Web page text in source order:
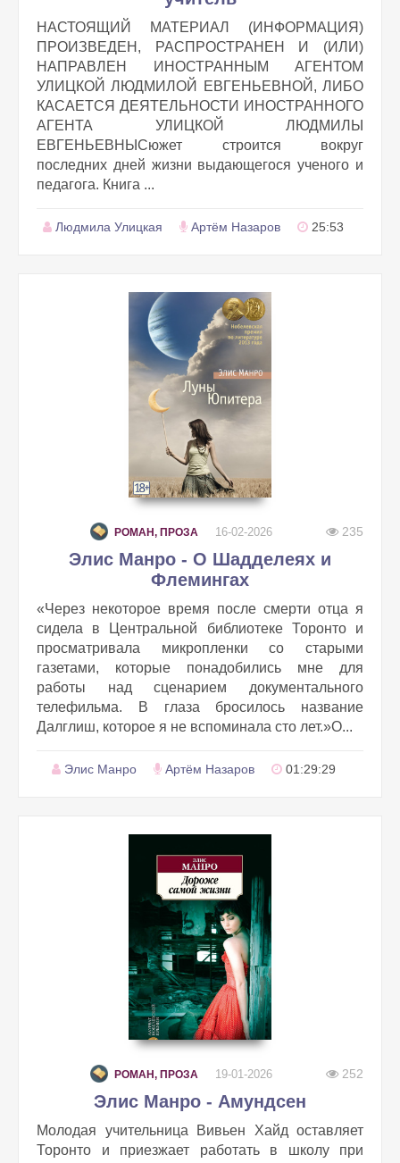
НАСТОЯЩИЙ МАТЕРИАЛ (ИНФОРМАЦИЯ)
ПРОИЗВЕДЕН, РАСПРОСТРАНЕН И (ИЛИ)
НАПРАВЛЕН ИНОСТРАННЫМ АГЕНТОМ
УЛИЦКОЙ ЛЮДМИЛОЙ ЕВГЕНЬЕВНОЙ, ЛИБО
КАСАЕТСЯ ДЕЯТЕЛЬНОСТИ ИНОСТРАННОГО
АГЕНТА УЛИЦКОЙ ЛЮДМИЛЫ
ЕВГЕНЬЕВНЫСюжет строится вокруг
последних дней жизни выдающегося ученого и
педагога. Книга ...
Людмила Улицкая Артём Назаров 25:53
РОМАН, ПРОЗА 16-02-2026 235
Элис Манро - О Шадделеях и
Флемингах
«Через некоторое время после смерти отца я
сидела в Центральной библиотеке Торонто и
просматривала микропленки со старыми
газетами, которые понадобились мне для
работы над сценарием документального
телефильма. В глаза бросилось название
Далглиш, которое я не вспоминала сто лет.»О...
Элис Манро Артём Назаров 01:29:29
РОМАН, ПРОЗА 19-01-2026 252
Элис Манро - Амундсен
Молодая учительница Вивьен Хайд оставляет
Торонто и приезжает работать в школу при